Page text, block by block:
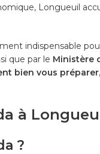
Longueuil
indispensable
que par le Ministère
bien vous préparer
à
?